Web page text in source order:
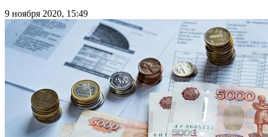
9 ноября 2020, 15:49